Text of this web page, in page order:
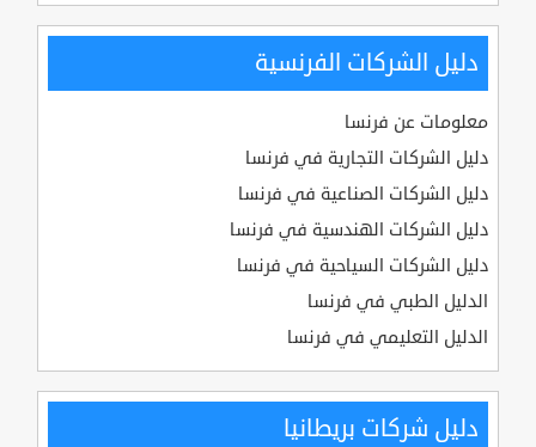
دليل الشركات الفرنسية
معلومات عن فرنسا
دليل الشركات التجارية في فرنسا
دليل الشركات الصناعية في فرنسا
دليل الشركات الهندسية في فرنسا
دليل الشركات السياحية في فرنسا
الدليل الطبي في فرنسا
الدليل التعليمي في فرنسا
دليل شركات بريطانيا